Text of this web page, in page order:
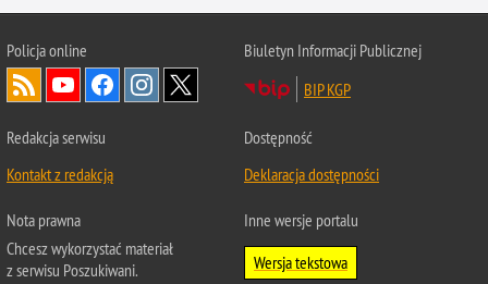
Policjaonline
Biuletyn Informacji Publicznej
BIP KGP
Redakcja serwisu
Kontakt z redakcją
Dostępność
Deklaracja dostępności
Nota prawna
Chcesz wykorzystać materiał
z serwisu Poszukiwani.
Inne wersje portalu
Wersja tekstowa